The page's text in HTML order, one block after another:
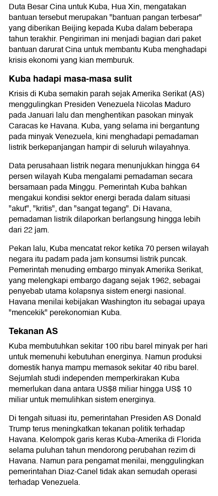
Duta Besar Cina untuk Kuba, Hua Xin, mengatakan
bantuan tersebut merupakan "bantuan pangan terbesar"
yang diberikan Beijing kepada Kuba dalam beberapa
tahun terakhir. Pengiriman ini menjadi bagian dari paket
bantuan darurat Cina untuk membantu Kuba menghadapi
krisis ekonomi yang kian memburuk.
Kuba hadapi masa-masa sulit
Krisis di Kuba semakin parah sejak Amerika Serikat (AS)
menggulingkan Presiden Venezuela Nicolas Maduro
pada Januari lalu dan menghentikan pasokan minyak
Caracas ke Havana. Kuba, yang selama ini bergantung
pada minyak Venezuela, kini menghadapi pemadaman
listrik berkepanjangan hampir di seluruh wilayahnya.
Data perusahaan listrik negara menunjukkan hingga 64
persen wilayah Kuba mengalami pemadaman secara
bersamaan pada Minggu. Pemerintah Kuba bahkan
mengakui kondisi sektor energi berada dalam situasi
"akut", "kritis", dan "sangat tegang". Di Havana,
pemadaman listrik dilaporkan berlangsung hingga lebih
dari 22 jam.
Pekan lalu, Kuba mencatat rekor ketika 70 persen wilayah
negara itu padam pada jam konsumsi listrik puncak.
Pemerintah menuding embargo minyak Amerika Serikat,
yang melengkapi embargo dagang sejak 1962, sebagai
penyebab utama kolapsnya sistem energi nasional.
Havana menilai kebijakan Washington itu sebagai upaya
"mencekik" perekonomian Kuba.
Tekanan AS
Kuba membutuhkan sekitar 100 ribu barel minyak per hari
untuk memenuhi kebutuhan energinya. Namun produksi
domestik hanya mampu memasok sekitar 40 ribu barel.
Sejumlah studi independen memperkirakan Kuba
memerlukan dana antara US$8 miliar hingga US$ 10
miliar untuk memulihkan sistem energinya.
Di tengah situasi itu, pemerintahan Presiden AS Donald
Trump terus meningkatkan tekanan politik terhadap
Havana. Kelompok garis keras Kuba-Amerika di Florida
selama puluhan tahun mendorong perubahan rezim di
Havana. Namun para pengamat menilai, menggulingkan
pemerintahan Diaz-Canel tidak akan semudah operasi
terhadap Venezuela.